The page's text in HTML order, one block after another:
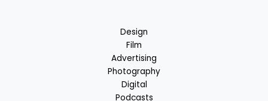
Design
Film
Advertising
Photography
Digital
Podcasts